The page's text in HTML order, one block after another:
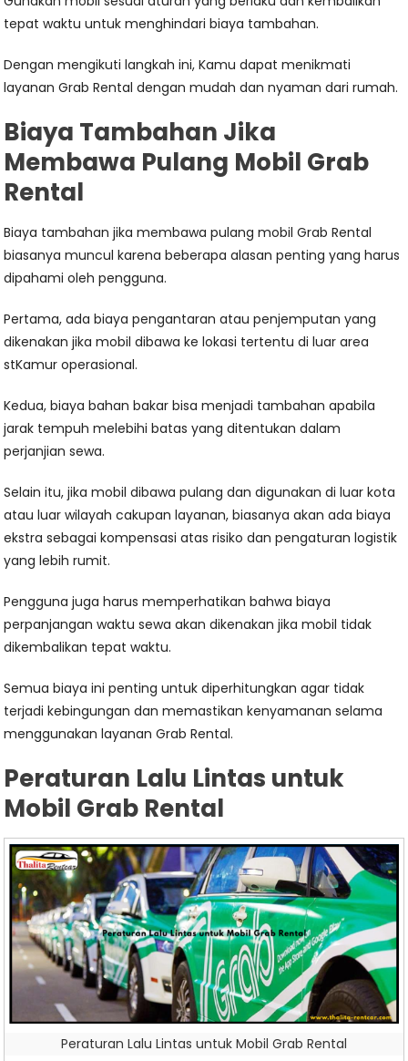
tepat waktu untuk menghindari biaya tambahan.
Dengan mengikuti langkah ini, Kamu dapat menikmati
layanan Grab Rental dengan mudah dan nyaman dari rumah.
Biaya Tambahan Jika
Membawa Pulang Mobil Grab
Rental
Biaya tambahan jika membawa pulang mobil Grab Rental
biasanya muncul karena beberapa alasan penting yang harus
dipahami oleh pengguna.
Pertama, ada biaya pengantaran atau penjemputan yang
dikenakan jika mobil dibawa ke lokasi tertentu di luar area
stKamur operasional.
Kedua, biaya bahan bakar bisa menjadi tambahan apabila
jarak tempuh melebihi batas yang ditentukan dalam
perjanjian sewa.
Selain itu, jika mobil dibawa pulang dan digunakan di luar kota
atau luar wilayah cakupan layanan, biasanya akan ada biaya
ekstra sebagai kompensasi atas risiko dan pengaturan logistik
yang lebih rumit.
Pengguna juga harus memperhatikan bahwa biaya
perpanjangan waktu sewa akan dikenakan jika mobil tidak
dikembalikan tepat waktu.
Semua biaya ini penting untuk diperhitungkan agar tidak
terjadi kebingungan dan memastikan kenyamanan selama
menggunakan layanan Grab Rental.
Peraturan Lalu Lintas untuk
Mobil Grab Rental
Peraturan Lalu Lintas untuk Mobil Grab Rental